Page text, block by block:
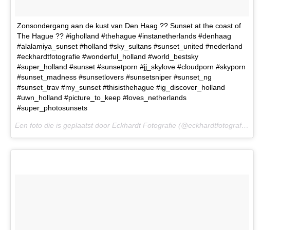
Zonsondergang aan de.kust van Den Haag ?? Sunset at the coast of
The Hague ?? #igholland #thehague #instanetherlands #denhaag
#alalamiya_sunset #holland #sky_sultans #sunset_united #nederland
#eckhardtfotografie #wonderful_holland #world_bestsky
#super_holland #sunset #sunsetporn #jj_skylove #cloudporn #skyporn
#sunset_madness #sunsetlovers #sunsetsniper #sunset_ng
#sunset_trav #my_sunset #thisisthehague #ig_discover_holland
#uwn_holland #picture_to_keep #loves_netherlands
#super_photosunsets
Een foto die is geplaatst door Eckhardt Fotografie (@eckhardtfotografie) op